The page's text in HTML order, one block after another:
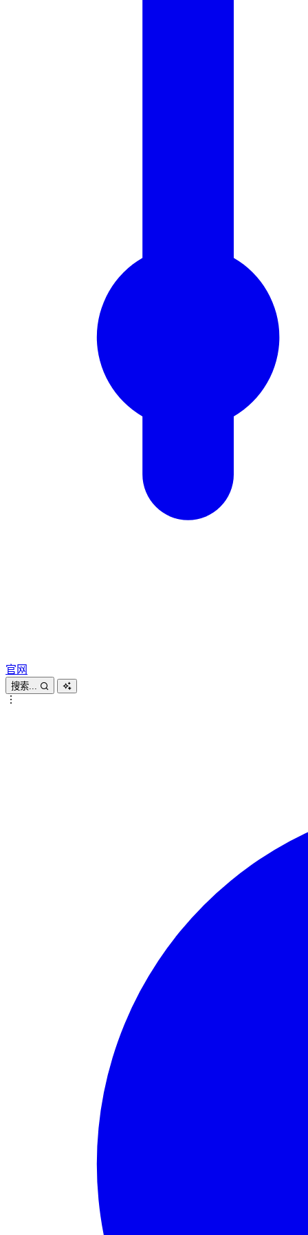
官网
搜索...